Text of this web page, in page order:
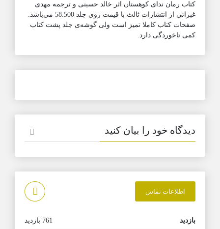
کتاب رمان ندای کوهستان اثر خالد حسینی و ترجمه مهدی
غبرائی از انتشارات ثالث با قیمت روی جلد 58.500 می‌باشد.
صفحات کتاب کاملا تمیز است ولی گوشه‌ی جلد پشت کتاب
کمی تاخوردگی دارد.
دیدگاه خود را بیان کنید
اطلاعات تماس
بازدید 761 بازدید